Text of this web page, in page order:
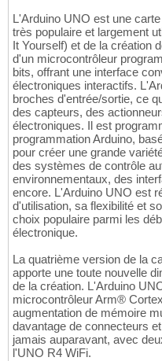
L'Arduino UNO est une
très populaire et largement
It Yourself) et de la création
d'un microcontrôleur
bits, offrant une interface
électroniques interactifs.
broches d'entrée/sortie, ce
des capteurs, des
électroniques. Il est
programmation Arduino,
pour créer une grande
des systèmes de contrôle
environnementaux, des
encore. L'Arduino UNO est
d'utilisation, sa flexibilité et
choix populaire parmi les
électronique.
La quatrième version de la
apporte une toute nouvelle
de la création. L'Arduino
microcontrôleur Arm®
augmentation de mémoire
davantage de connecteurs
jamais auparavant, avec
l'UNO R4 WiFi.